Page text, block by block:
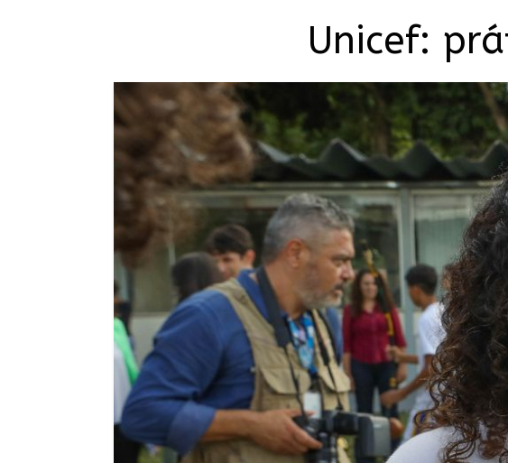
Unicef: